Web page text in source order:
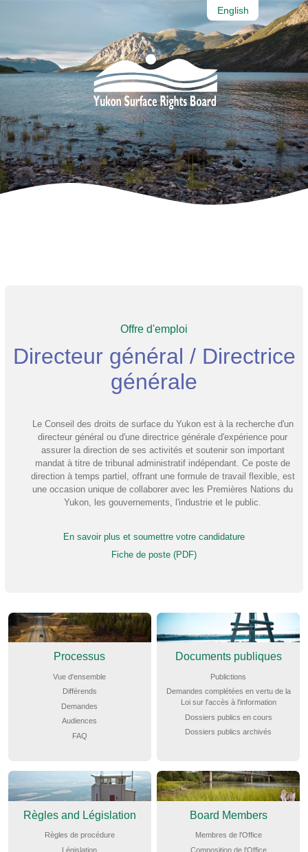
Processus
Documents Publiques
Règles and Législation
Membres Nous joindre
English
Offre d'emploi
Directeur général / Directrice
générale
Le Conseil des droits de surface du Yukon est à la recherche d'un
directeur général ou d'une directrice générale d'expérience pour
assurer la direction de ses activités et soutenir son important
mandat à titre de tribunal administratif indépendant. Ce poste de
direction à temps partiel, offrant une formule de travail flexible, est
une occasion unique de collaborer avec les Premières Nations du
Yukon, les gouvernements, l'industrie et le public.
En savoir plus et soumettre votre candidature
Fiche de poste (PDF)
Processus
Vue d'ensemble
Différends
Demandes
Audiences
FAQ
Documents publiques
Publictions
Demandes complétées en vertu de la
Loi sur l'accès à l'information
Dossiers publics en cours
Dossiers publics archivés
Règles and Législation
Règles de procédure
Législation
Board Members
Membres de l'Office
Composition de l'Office